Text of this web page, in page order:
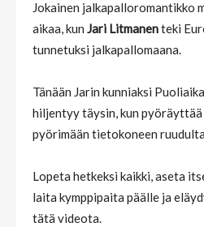
Jokainen jalkapalloromantikko
aikaa, kun Jari Litmanenteki
tunnetuksi jalkapallomaana.
Tänään Jarin kunniaksi
hiljentyy täysin, kun
pyörimään tietokoneen
Lopeta hetkeksi kaikki, aseta
laita kymppipaita päälle ja
tätä videota.